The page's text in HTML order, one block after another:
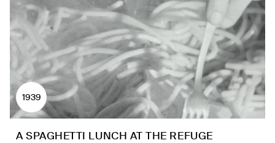
1939
A SPAGHETTI LUNCH AT THE REFUGE